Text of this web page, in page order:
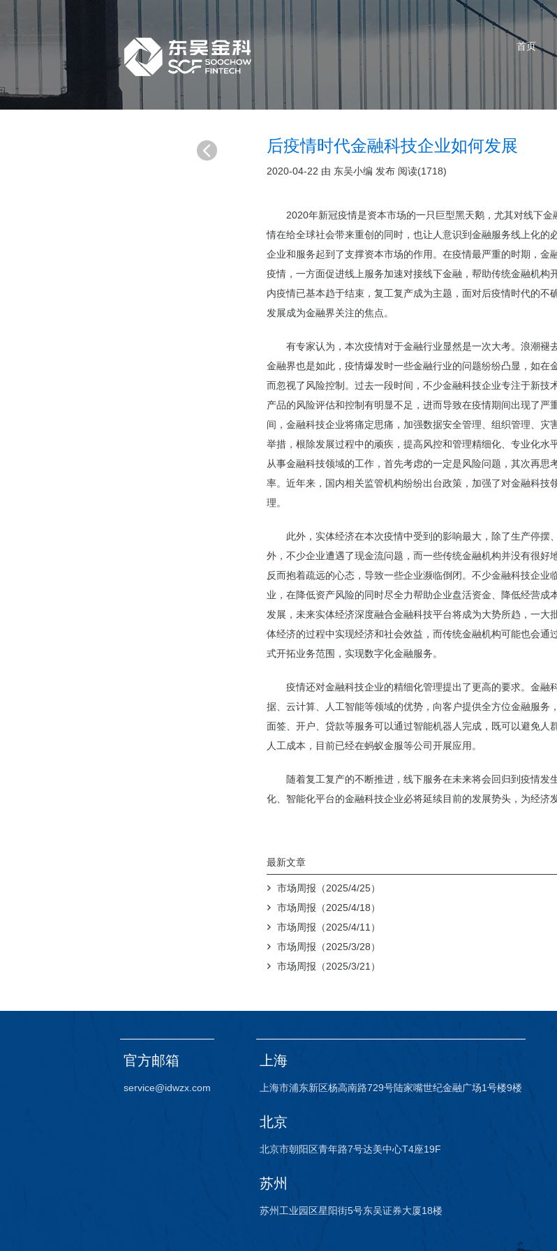
首页
后疫情时代金融科技企业如何发展
2020-04-22 由 东吴小编 发布 阅读(1718)
2020年新冠疫情是资本市场的一只巨型黑天鹅，尤其对线下金
情在给全球社会带来重创的同时，也让人意识到金融服务线上化的
企业和服务起到了支撑资本市场的作用。在疫情最严重的时期， 金
疫情，一方面促进线上服务加速对接线下金融，帮助传统金融机构
内疫情已基本趋于结束，复工复产成为主题，面对后疫情时代的不
发展成为金融界关注的焦点。
有专家认为，本次疫情对于金融行业显然是一次大考。浪潮褪
金融界也是如此，疫情爆发时一些金融行业的问题纷纷凸显，如在
而忽视了风险控制。过去一段时间，不少金融科技企业专注于新技
产品的风险评估和控制有明显不足，进而导致在疫情期间出现了严
间，金融科技企业将痛定思痛，加强数据安全管理、组织管理、灾
举措，根除发展过程中的顽疾，提高风控和管理精细化、专业化水
从事金融科技领域的工作，首先考虑的一定是风险问题，其次再思
率。近年来，国内相关监管机构纷纷出台政策，加强了对金融科技
理。
此外，实体经济在本次疫情中受到的影响最大，除了生产停摆
外，不少企业遭遇了现金流问题，而一些传统金融机构并没有很好
反而抱着疏远的心态，导致一些企业濒临倒闭。不少金融科技企业
业，在降低资产风险的同时尽全力帮助企业盘活资金、降低经营成
发展，未来实体经济深度融合金融科技平台将成为大势所趋，一大
体经济的过程中实现经济和社会效益，而传统金融机构可能也会通
式开拓业务范围，实现数字化金融服务。
疫情还对金融科技企业的精细化管理提出了更高的要求。金融
据、云计算、人工智能等领域的优势，向客户提供全方位金融服务
面签、开户、贷款等服务可以通过智能机器人完成，既可以避免人
人工成本，目前已经在蚂蚁金服等公司开展应用。
随着复工复产的不断推进，线下服务在未来将会回归到疫情发
化、智能化平台的金融科技企业必将延续目前的发展势头，为经济
最新文章
市场周报（2025/4/25）
市场周报（2025/4/18）
市场周报（2025/4/11）
市场周报（2025/3/28）
市场周报（2025/3/21）
官方邮箱
service@idwzx.com
上海
上海市浦东新区杨高南路729号陆家嘴世纪金融广场1号楼9楼
北京
北京市朝阳区青年路7号达美中心T4座19F
苏州
苏州工业园区星阳街5号东吴证券大厦18楼